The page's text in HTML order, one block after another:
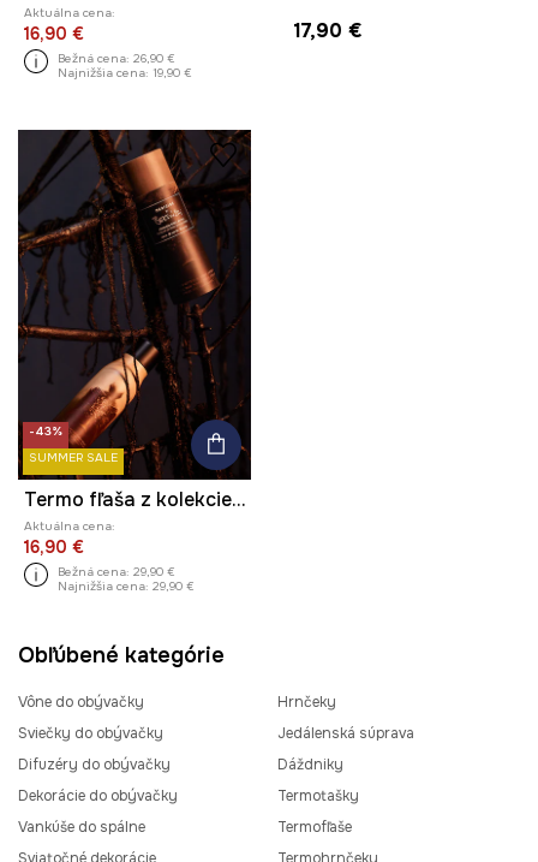
Aktuálna cena:
16,90 €
Bežná cena: 26,90 €
Najnižšia cena: 19,90 €
17,90 €
-43%
SUMMER SALE
Termo fľaša z kolekcie Zdzisław Beksiński x Medicine
Aktuálna cena:
16,90 €
Bežná cena: 29,90 €
Najnižšia cena: 29,90 €
Obľúbené kategórie
Vône do obývačky
Sviečky do obývačky
Difuzéry do obývačky
Dekorácie do obývačky
Vankúše do spálne
Hrnčeky
Jedálenská súprava
Dáždniky
Termotašky
Termofľaše